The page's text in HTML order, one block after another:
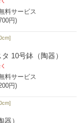
料サービス
円)
10号鉢（陶器）
料サービス
円)
）